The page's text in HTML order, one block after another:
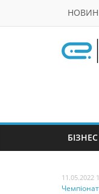
БІЗНЕС
11.05.2022